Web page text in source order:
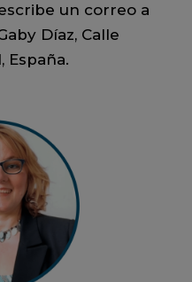
un correo a
Díaz, Calle
España.